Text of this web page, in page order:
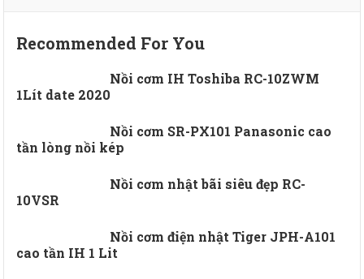
Recommended For You
Nồi cơm IH Toshiba RC-10ZWM
1Lít date 2020
Nồi cơm SR-PX101 Panasonic cao
tần lòng nồi kép
Nồi cơm nhật bãi siêu đẹp RC-
10VSR
Nồi cơm điện nhật Tiger JPH-A101
cao tần IH 1 Lit